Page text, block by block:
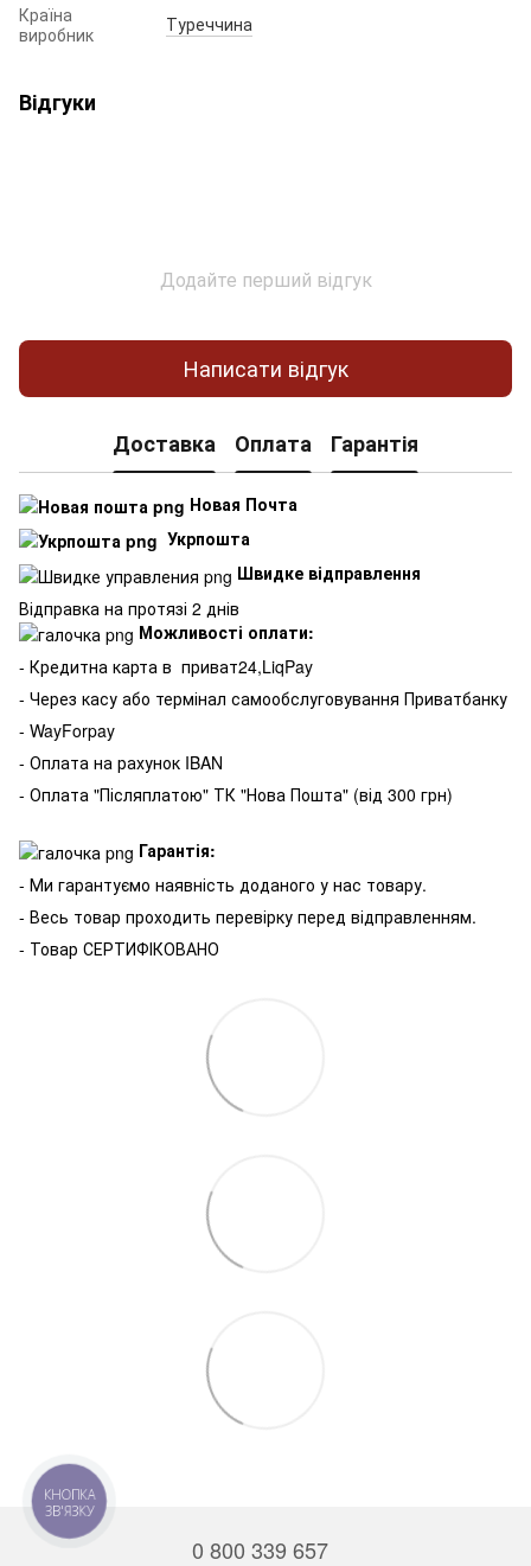
Країна
виробник
Туреччина
Відгуки
Додайте перший відгук
Написати відгук
Доставка Оплата Гарантія
Новая Почта
Укрпошта
Швидке відправлення
Відправка на протязі 2 днів
Можливості оплати:
- Кредитна карта в приват24,LiqPay
- Через касу або термінал самообслуговування Приватбанку
- WayForpay
- Оплата на рахунок IBAN
- Оплата "Післяплатою" ТК "Нова Пошта" (від 300 грн)
Гарантія:
- Ми гарантуємо наявність доданого у нас товару.
- Весь товар проходить перевірку перед відправленням.
- Товар СЕРТИФІКОВАНО
0 800 339 657
КНОПКА
ЗВ'ЯЗКУ